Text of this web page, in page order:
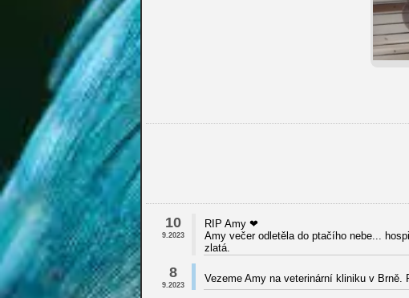
10
9.2023
RIP Amy ❤
Amy večer odletěla do ptačího nebe...
zlatá.
8
9.2023
Vezeme Amy na veterinární kliniku v